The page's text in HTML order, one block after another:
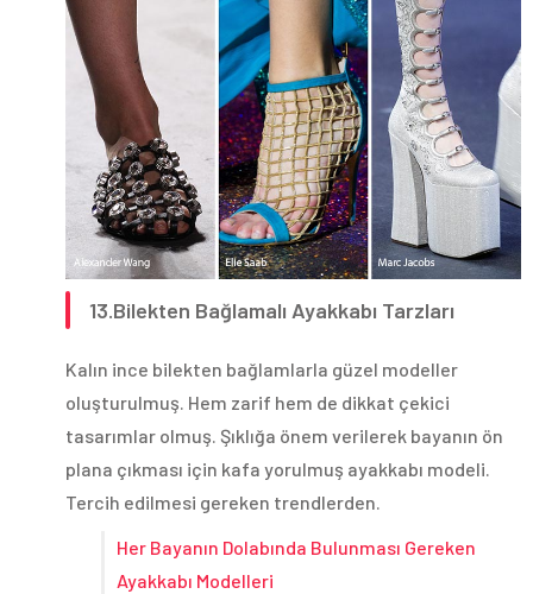
13.Bilekten Bağlamalı Ayakkabı Tarzları
Kalın ince bilekten bağlamlarla güzel modeller
oluşturulmuş. Hem zarif hem de dikkat çekici
tasarımlar olmuş. Şıklığa önem verilerek bayanın ön
plana çıkması için kafa yorulmuş ayakkabı modeli.
Tercih edilmesi gereken trendlerden.
Her Bayanın Dolabında Bulunması Gereken
Ayakkabı Modelleri